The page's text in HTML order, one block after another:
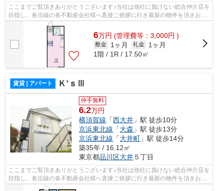
ここまでご覧頂きありがとうございます♪当社は他社に負けない総合仲介店を
目指し、各沿線の各不動産会社様へ直接ご挨拶に行き最新の物件を頂きお客
様へ提供しております！最新の情報は...
6万円 (管理費等：3,000円 )
敷金 1ヶ月 礼金
1ヶ月
1階 / 1R / 17.50㎡
賃貸 | アパート Ｋ’ｓⅢ
仲手無料
6.2万円
横須賀線 「西大井 」駅 徒歩10分
京浜東北線 「大森 」駅 徒歩13分
京浜東北線 「大井町 」駅 徒歩14分
築35年 / 16.12㎡
東京都品川区大井５丁目
ここまでご覧頂きありがとうございます♪当社は他社に負けない総合仲介店を
目指し、各沿線の各不動産会社様へ直接ご挨拶に行き最新の物件を頂きお客
様へ提供しております！最新の情報は...